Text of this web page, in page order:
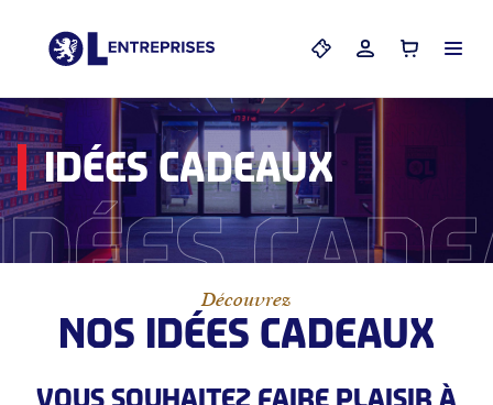
Mes billetsMon compte
PanierMenu
IDÉES CADEAUX
Découvrez
NOS IDÉES CADEAUX
VOUS SOUHAITEZ FAIRE PLAISIR À